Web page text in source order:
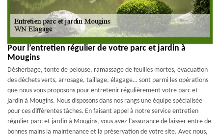
Pour l’entretien régulier de votre parc et jardin à
Mougins
Désherbage, tonte de pelouse, ramassage de feuilles mortes, évacuation
des déchets verts, arrosage, taillage, élagage… sont parmi les opérations
que nous vous proposons pour entretenir régulièrement votre parc et
jardin à Mougins. Nous disposons dans nos rangs une équipe spécialisée
pour ces différentes tâches. En faisant appel à notre service entretien
régulier parc et jardin à Mougins, vous avez l’assurance de laisser entre de
bonnes mains la maintenance et la préservation de votre site. Avec nous,